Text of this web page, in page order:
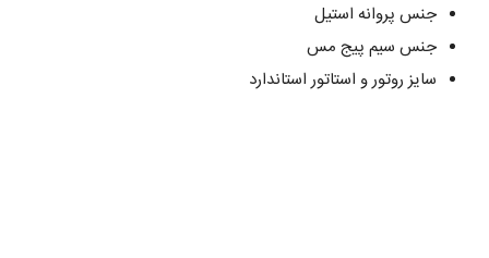
جنس پروانه استیل
جنس سیم پیج مس
سایز روتور و استاتور استاندارد